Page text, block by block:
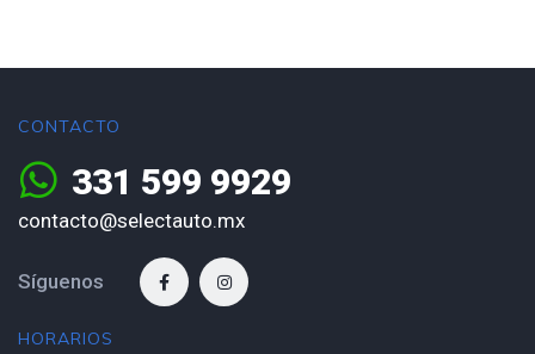
HORARIOS
CONTACTO
331 599 9929
contacto@selectauto.mx
Síguenos